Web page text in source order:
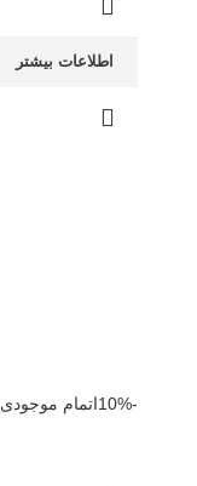
اطلاعات بیشتر
-10% اتمام موجودی